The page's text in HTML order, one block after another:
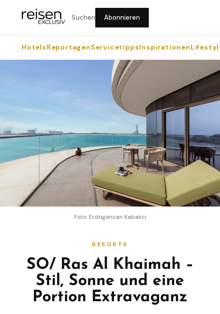
Suchen Abonnieren
HotelsReportagenServicetippsInspirationen
Foto: Erdogancan Kabakci
RESORTS
SO/ Ras Al Khaimah –
Stil, Sonne und eine
Portion Extravaganz